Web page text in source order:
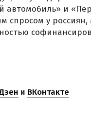
автомобиль» и
спросом у
и ВКонтакте